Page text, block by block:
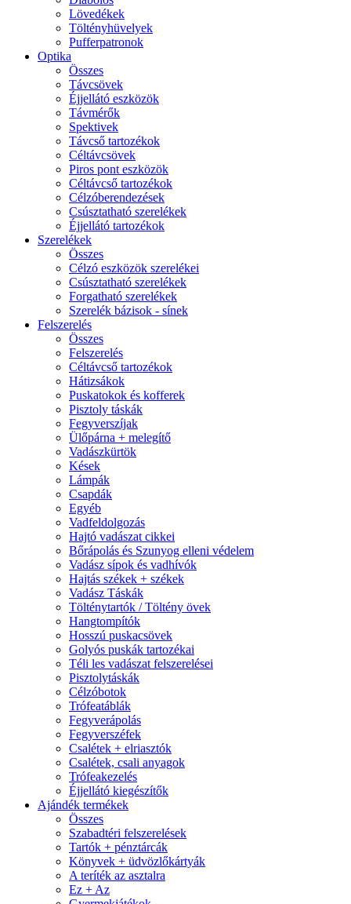
Lövedékek
Töltényhüvelyek
Pufferpatronok
Optika
Összes
Távcsövek
Éjjellátó eszközök
Távmérők
Spektivek
Távcső tartozékok
Céltávcsövek
Piros pont eszközök
Céltávcső tartozékok
Célzóberendezések
Csúsztatható szerelékek
Éjjellátó tartozékok
Szerelékek
Összes
Célzó eszközök szerelékei
Csúsztatható szerelékek
Forgatható szerelékek
Szerelék bázisok - sínek
Felszerelés
Összes
Felszerelés
Céltávcső tartozékok
Hátizsákok
Puskatokok és kofferek
Pisztoly táskák
Fegyverszíjak
Ülőpárna + melegítő
Vadászkürtök
Kések
Lámpák
Csapdák
Egyéb
Vadfeldolgozás
Hajtó vadászat cikkei
Bőrápolás és Szunyog elleni védelem
Vadász sípok és vadhívók
Hajtás székek + székek
Vadász Táskák
Tölténytartók / Töltény övek
Hangtompítók
Hosszú puskacsövek
Golyós puskák tartozékai
Téli les vadászat felszerelései
Pisztolytáskák
Célzóbotok
Trófeatáblák
Fegyverápolás
Fegyverszéfek
Csalétek + elriasztók
Csalétek, csali anyagok
Trófeakezelés
Éjjellátó kiegészítők
Ajándék termékek
Összes
Szabadtéri felszerelések
Tartók + pénztárcák
Könyvek + üdvözlőkártyák
A teríték az asztalra
Ez + Az